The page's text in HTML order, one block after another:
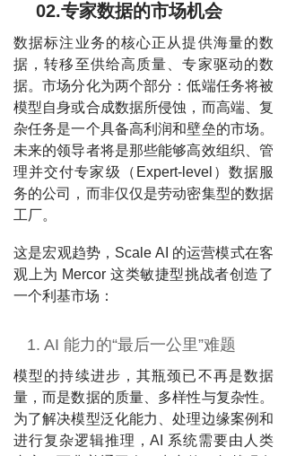
02.专家数据的市场机会
数据标注业务的核心正从提供海量的数
据，转移至供给高质量、专家驱动的数
据。市场分化为两个部分：低端任务将被
模型自身或合成数据所侵蚀，而高端、复
杂任务是一个具备高利润和壁垒的市场。
未来的领导者将是那些能够高效组织、管
理并交付专家级（Expert-level）数据服
务的公司，而非仅仅是劳动密集型的数据
工厂。
这是宏观趋势，Scale AI 的运营模式在客
观上为 Mercor 这类敏捷型挑战者创造了
一个利基市场：
1. AI 能力的“最后一公里”难题
模型的持续进步，其瓶颈已不再是数据
量，而是数据的质量、多样性与复杂性。
为了解决模型泛化能力、处理边缘案例和
进行复杂逻辑推理，AI 系统需要由人类